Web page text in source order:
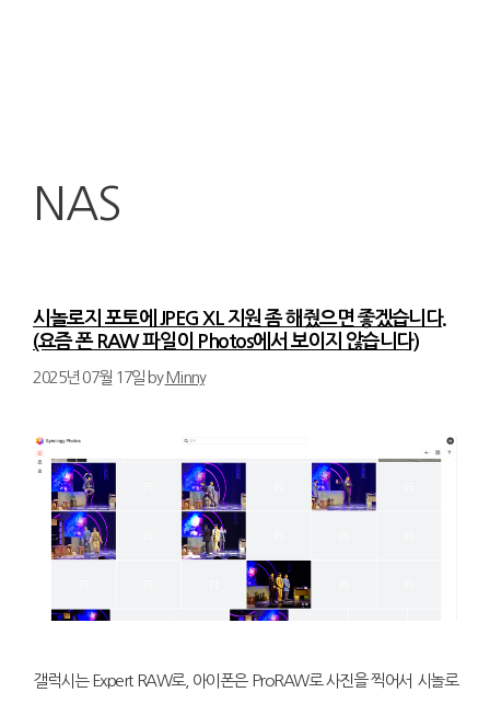
NAS
시놀로지 포토에 JPEG XL 지원 좀 해줬으면 좋겠습니다.
(요즘 폰 RAW 파일이 Photos에서 보이지 않습니다)
2025년 07월 17일 byMinny
갤럭시는 Expert RAW로, 아이폰은 ProRAW로 사진을 찍어서 시놀로